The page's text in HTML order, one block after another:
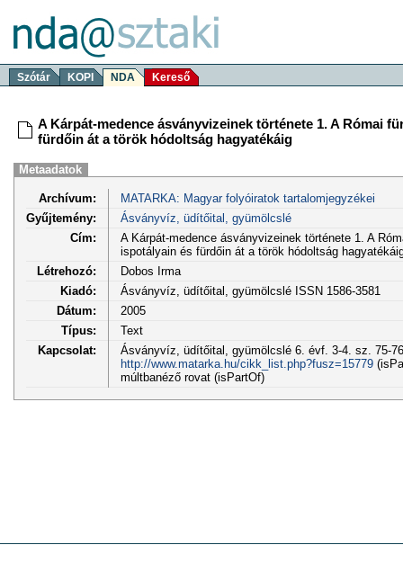
Szótár KOPI NDA Kereső
A Kárpát-medence ásványvizeinek története 1. A Római
fürdőin át a török hódoltság hagyatékáig
Metaadatok
Archívum:
MATARKA: Magyar folyóiratok tartalomjegyzékei
Gyűjtemény:
Ásványvíz, üdítőital, gyümölcslé
Cím:
A Kárpát-medence ásványvizeinek története 1. A
ispotályain és fürdőin át a török hódoltság
Létrehozó:
Dobos Irma
Kiadó:
Ásványvíz, üdítőital, gyümölcslé ISSN 1586-3581
Dátum:
2005
Típus:
Text
Kapcsolat:
Ásványvíz, üdítőital, gyümölcslé 6. évf. 3-4. sz. 75-
http://www.matarka.hu/cikk_list.php?fusz=15779
múltbanéző rovat (isPartOf)